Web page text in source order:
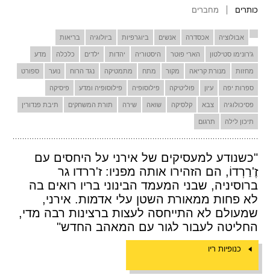
כותרים מחברים
אבולוציה אכסדרה אנשים ביוגרפיות ביולוגיה בריאות
ג'רונימו סטילטון הארי פוטר היסטוריה יהדות ילדים כלכלה מדע
מחזות מנורת קריאה מקור מתח מתמטיקה נגד הרוח נוער ספורט
ספרות יפה עיון פוליטיקה פילוסופיה פילוסופיה ומדע פיסיקה
פסיכולוגיה צבא קלסיקה שואה שירה תורת המשחקים תיבת פנדורין
תיכון לילה תרגום
"כשנודע למעסיקים של אירני על היחסים עם
זֶ'רַרְדוֹ, הם הזהירו אותה מפניו: ז'ררדו גר
ברוסיניה, שבני המעמד הבינוני בריו רואים בה
לא פחות ממאורת השטן עלי אדמות. אירני,
שמעולם לא התייחסה לעצות ברצינות רבה מדי,
החליטה לעבור לגור עם המאהב החדש"
כנופיות ריו